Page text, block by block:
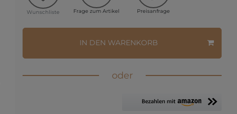
Wunschliste Frage zum Artikel Preisanfrage
IN DEN WARENKORB
oder